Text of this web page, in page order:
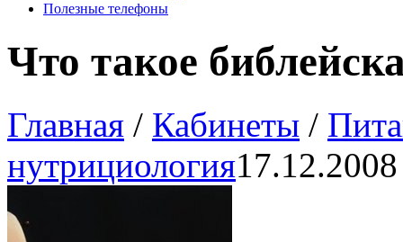
Полезные телефоны
Что такое
Главная / Кабинеты /
нутрициология17.12.2008